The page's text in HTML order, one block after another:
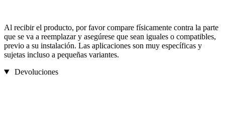
Al recibir el producto, por favor compare físicamente contra la parte
que se va a reemplazar y asegúrese que sean iguales o compatibles,
previo a su instalación. Las aplicaciones son muy específicas y
sujetas incluso a pequeñas variantes.
Devoluciones